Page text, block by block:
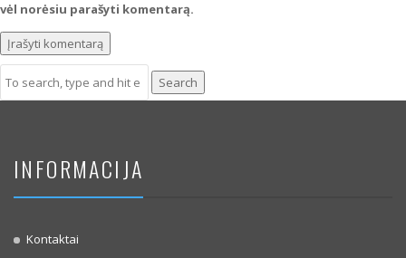
vėl norėsiu parašyti komentarą.
Search
INFORMACIJA
Kontaktai